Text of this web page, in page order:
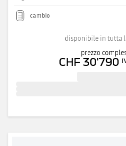
cambio
disponibile in tutta
prezzo
CHF 30'790